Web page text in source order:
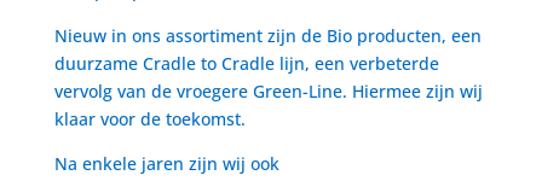
Nieuw in ons assortiment zijn de Bio producten, een
duurzame Cradle to Cradle lijn, een verbeterde
vervolg van de vroegere Green-Line. Hiermee zijn wij
klaar voor de toekomst.
Na enkele jaren zijn wij ook